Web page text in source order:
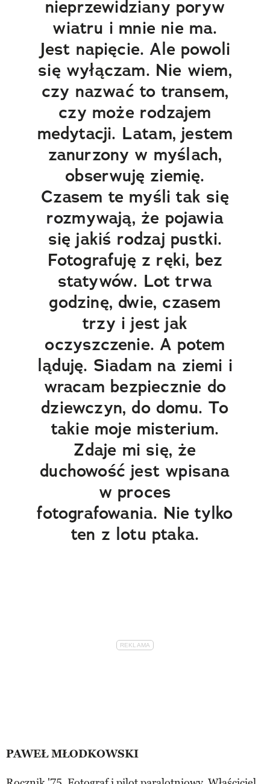
nieprzewidziany poryw
wiatru i mnie nie ma.
Jest napięcie. Ale powoli
się wyłączam. Nie wiem,
czy nazwać to transem,
czy może rodzajem
medytacji. Latam, jestem
zanurzony w myślach,
obserwuję ziemię.
Czasem te myśli tak się
rozmywają, że pojawia
się jakiś rodzaj pustki.
Fotografuję z ręki, bez
statywów. Lot trwa
godzinę, dwie, czasem
trzy i jest jak
oczyszczenie. A potem
ląduję. Siadam na ziemi i
wracam bezpiecznie do
dziewczyn, do domu. To
takie moje misterium.
Zdaje mi się, że
duchowość jest wpisana
w proces
fotografowania. Nie tylko
ten z lotu ptaka.
PAWEŁ MŁODKOWSKI